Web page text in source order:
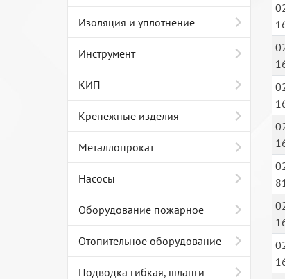
Изоляция и уплотнение
Инструмент
КИП
Крепежные изделия
Металлопрокат
Насосы
Оборудование пожарное
Отопительное оборудование
Подводка гибкая, шланги